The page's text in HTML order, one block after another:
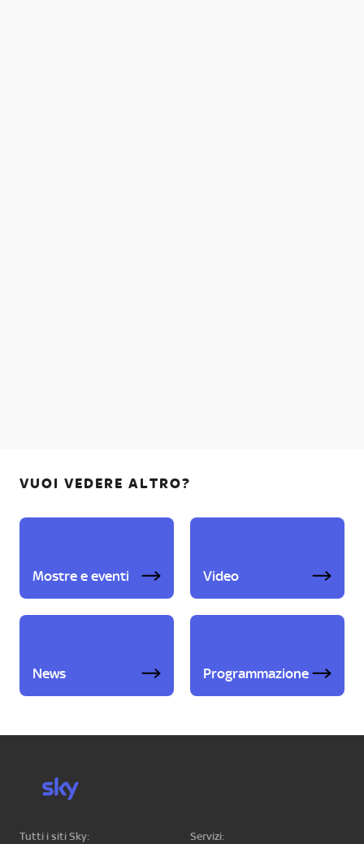
VUOI VEDERE ALTRO?
Mostre e eventi Video
News Programmazione
Tutti i siti Sky:
Servizi: